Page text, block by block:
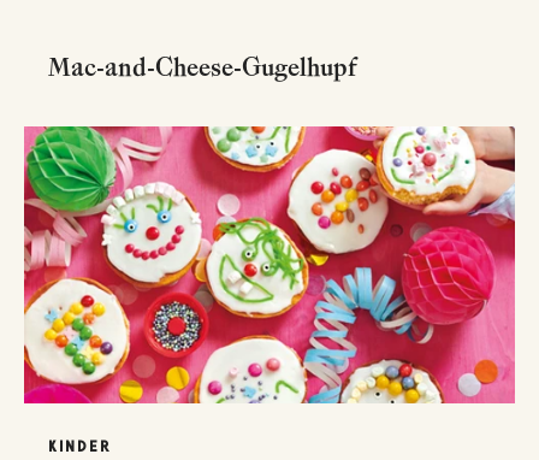
Mac-and-Cheese-Gugelhupf
KINDER